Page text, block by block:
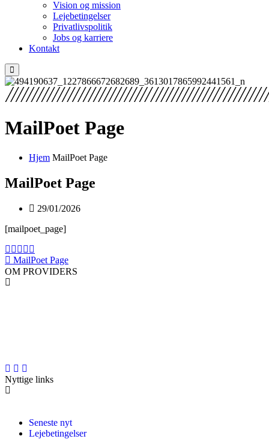
Vision og mission
Lejebetingelser
Privatlivspolitik
Jobs og karriere
Kontakt
MailPoet Page
Hjem MailPoet Page
MailPoet Page
29/01/2026
[mailpoet_page]
MailPoet Page
OM PROVIDERS
Nyttige links
Seneste nyt
Lejebetingelser